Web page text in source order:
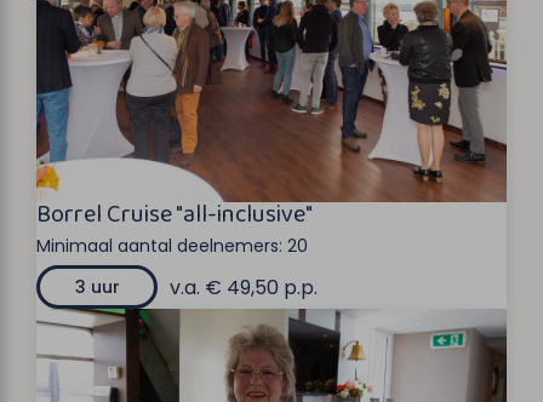
Borrel Cruise "all-inclusive"
Minimaal aantal deelnemers: 20
3 uur
v.a. € 49,50 p.p.